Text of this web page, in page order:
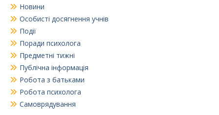
Новини
Особисті досягнення учнів
Події
Поради психолога
Предметні тижні
Публічна інформація
Робота з батьками
Робота психолога
Самоврядування